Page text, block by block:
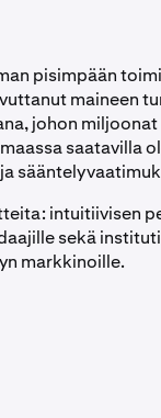
pisimpään
maineen
johon
saatavilla
intuitiivisen
sekä
markkinoille.